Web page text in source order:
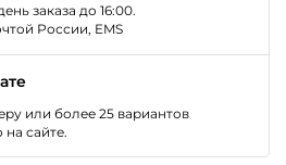
заказа до 16:00.
России, EMS
или более 25 вариантов
сайте.